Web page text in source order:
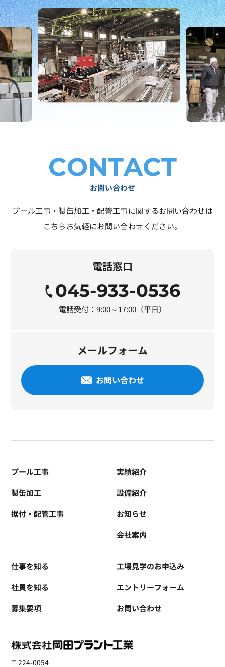
CONTACT
お問い合わせ
プール工事・製缶加工・配管工事に関するお問い合わせは
こちらお気軽にお問い合わせください。
電話窓口
045-933-0536
電話受付：9:00～17:00（平日）
メールフォーム
お問い合わせ
プール工事
製缶加工
据付・配管工事
実績紹介
設備紹介
お知らせ
会社案内
仕事を知る
社員を知る
募集要項
工場見学のお申込み
エントリーフォーム
お問い合わせ
〒224-0054